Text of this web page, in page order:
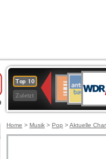
Top 10
Zuletzt
90er
OLDIE
4
KulturBAYERN
2
Home > Musik > Pop >Aktuelle